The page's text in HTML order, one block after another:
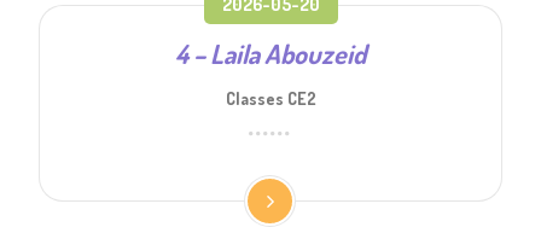
4 – Laila Abouzeid
Classes CE2